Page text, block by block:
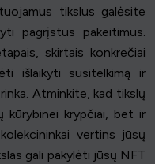
tikslus galėsite
pagrįstus pakeitimus.
skirtais konkrečiai
išlaikyti susitelkimą ir
Atminkite, kad tikslų
kūrybinei krypčiai, bet ir
vertins jūsų
gali pakylėti jūsų NFT